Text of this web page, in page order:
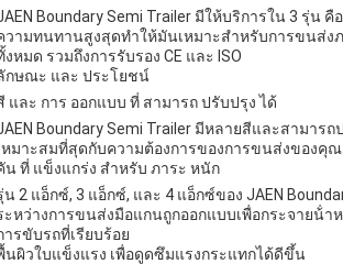
Boundary Semi Trailer มีให้บริการใน 3 รุ่น
วามทนทานสูงสุดทําให้มันเหมาะสําหรับการขนส่ง
งหมด รวมถึงการรับรอง CE และ ISO
กษณะ และ ประโยชน์
และ การ ออกแบบ ที่ สามารถ ปรับปรุง ได้
Boundary Semi Trailer มีหลายสีและสาม
หมาะสมที่สุดกับความต้องการของการขนส่งของคุณ
น ที่ แข็งแกร่ง สําหรับ ภาระ หนัก
น 2 แอ็กซ์, 3 แอ็กซ์, และ 4 แอ็กซ์ของ JAEN
ะหว่างการขนส่งมือแกนถูกออกแบบเพื่อกระจายน้ํ
ารขับรถที่เรียบร้อย
นผิวใบแข็งแรง เพื่อดูดซึมแรงกระแทกได้ดีขึ้น